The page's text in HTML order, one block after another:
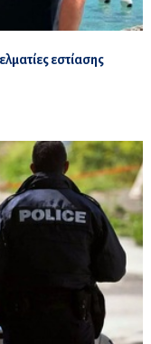
εστίασης